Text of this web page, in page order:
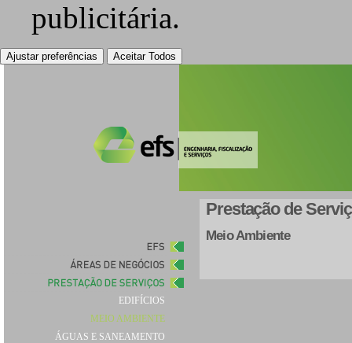
publicitária.
Ajustar preferências Aceitar Todos
EDIFÍCIOS
MEIO AMBIENTE
ÁGUAS E SANEAMENTO
Prestação de
Meio Ambiente